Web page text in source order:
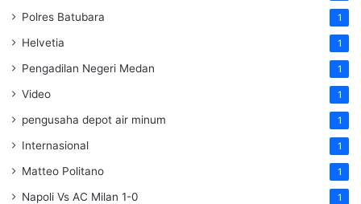
Polres Batubara 1
Helvetia 1
Pengadilan Negeri Medan 1
Video 1
pengusaha depot air minum 1
Internasional 1
Matteo Politano 1
Napoli Vs AC Milan 1-0 1